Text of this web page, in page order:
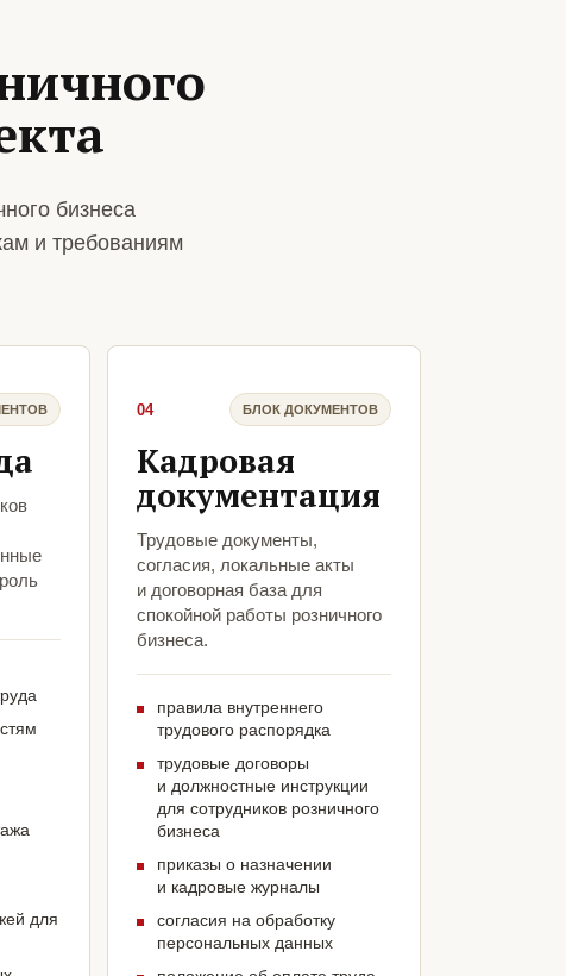
бизнеса
и требованиям
для
04 БЛОК ДОКУМЕНТОВ
Кадровая
документация
Трудовые документы,
согласия, локальные акты
и договорная база для
спокойной работы розничного
бизнеса.
правила внутреннего
трудового распорядка
трудовые договоры
и должностные инструкции
для сотрудников розничного
бизнеса
приказы о назначении
и кадровые журналы
согласия на обработку
персональных данных